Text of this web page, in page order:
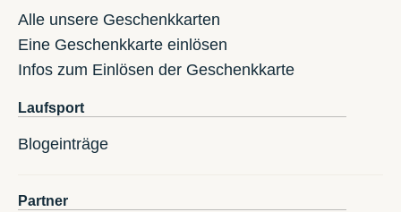
Alle unsere Geschenkkarten
Eine Geschenkkarte einlösen
Infos zum Einlösen der Geschenkkarte
Laufsport
Blogeinträge
Partner